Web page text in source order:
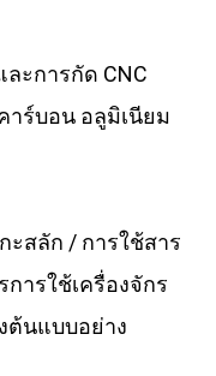
ะการกัด CNC
าร์บอน อลูมิเนียม
ะสลัก / การใช้สาร
การใช้เครื่องจักร
ต้นแบบอย่าง